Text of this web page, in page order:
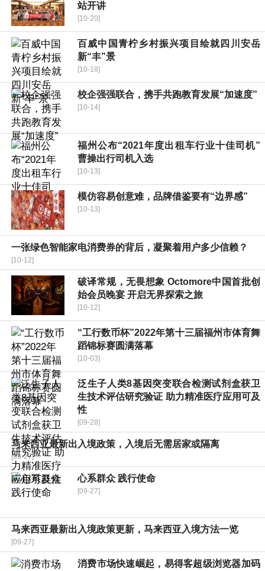
站开讲
[10-20]
百威中国青柠乡村振兴项目绘就四川安岳
新“丰”景
[10-18]
校企强强联合，携手共跑教育发展“加速度”
[10-14]
福州公布“2021年度出租车行业十佳司机”
曹操出行司机入选
[10-13]
模仿容易创意难，品牌借鉴要有“边界感”
[10-13]
一张绿色智能家电消费券的背后，凝聚着用户多少信赖？
[10-12]
破译常规，无畏想象 Octomore中国首批创
始会员晚宴 开启无界探索之旅
[10-12]
“工行数币杯”2022年第十三届福州市体育舞
蹈锦标赛圆满落幕
[10-03]
泛生子人类8基因突变联合检测试剂盒获卫
生技术评估研究验证 助力精准医疗应用可及
性
[09-28]
马来西亚最新出入境政策，入境后无需居家或隔离
[09-27]
心系群众 践行使命
[09-27]
马来西亚最新出入境政策更新，马来西亚入境方法一览
[09-27]
消费市场快速崛起，易得客超级浏览器加码